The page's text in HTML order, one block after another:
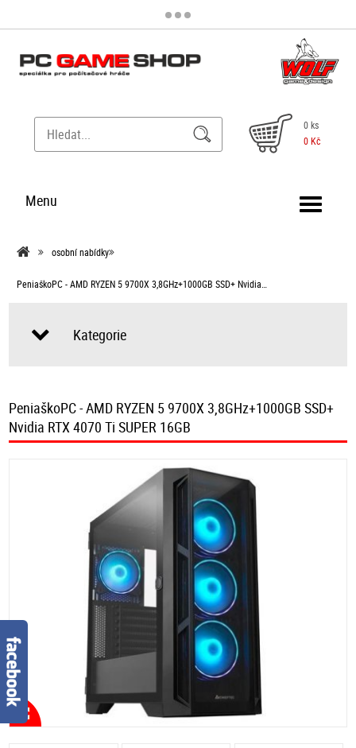
0 ks
0 Kč
Menu
osobní nabídky
PeniaškoPC - AMD RYZEN 5 9700X 3,8GHz+1000GB SSD+ Nvidia…
Kategorie
PeniaškoPC - AMD RYZEN 5 9700X 3,8GHz+1000GB SSD+
Nvidia RTX 4070 Ti SUPER 16GB